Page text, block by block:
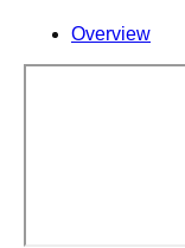
Overview